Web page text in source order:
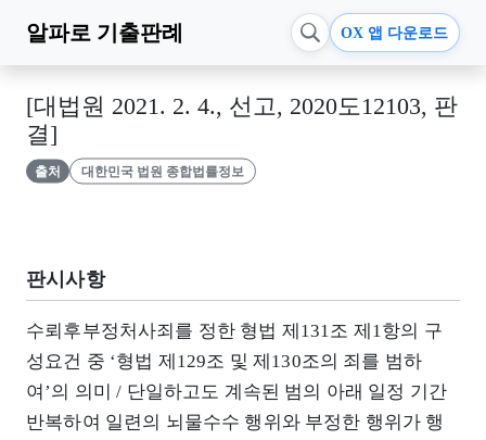
알파로 기출판례 OX 앱 다운로드
[대법원 2021. 2. 4., 선고, 2020도12103, 판
결]
출처 대한민국 법원 종합법률정보
판시사항
수뢰후부정처사죄를 정한 형법 제131조 제1항의 구
성요건 중 ‘형법 제129조 및 제130조의 죄를 범하
여’의 의미 / 단일하고도 계속된 범의 아래 일정 기간
반복하여 일련의 뇌물수수 행위와 부정한 행위가 행